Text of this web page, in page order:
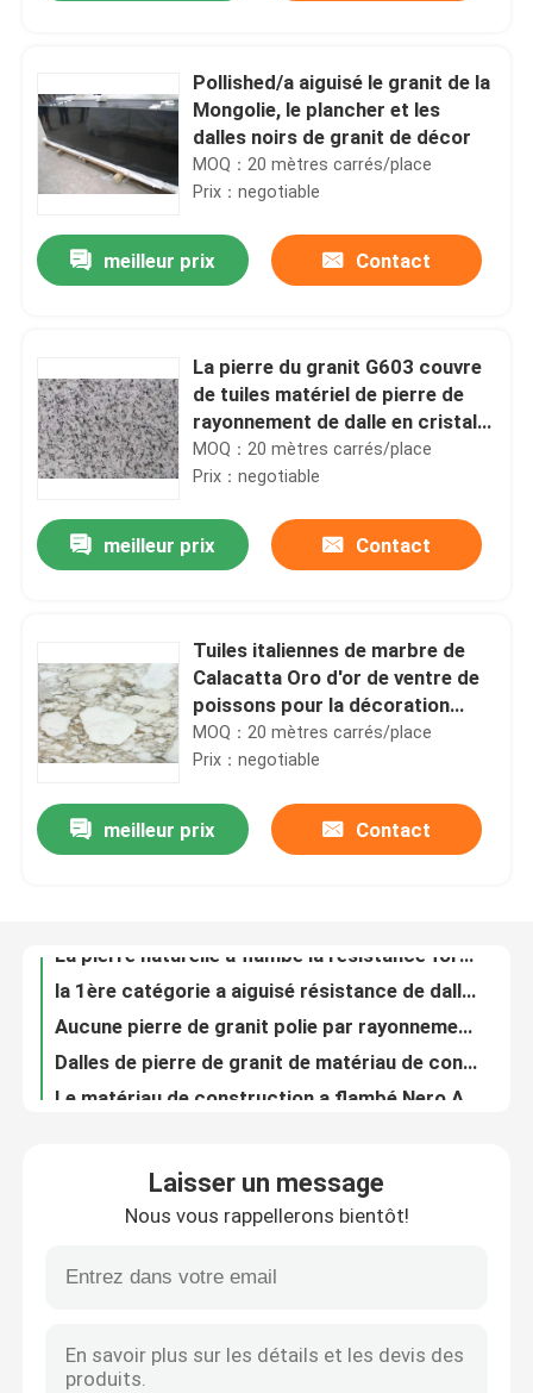
À la maison
À propos de nous
Contrôle de la qualité
Nous contacter
Les affaires
Dalles en pierre de granit
Pollished/a aiguisé le granit de la
Mongolie, le plancher et les
dalles noirs de granit de décor
MOQ：20 mètres carrés/place
Prix：negotiable
meilleur prix Contact
La pierre du granit G603 couvre
de tuiles matériel de pierre de
rayonnement de dalle en cristal
de Padang le bas
MOQ：20 mètres carrés/place
Prix：negotiable
meilleur prix Contact
Tuiles italiennes de marbre de
Calacatta Oro d'or de ventre de
poissons pour la décoration
intérieure de luxe
MOQ：20 mètres carrés/place
Prix：negotiable
meilleur prix Contact
Laisser un message
Nous vous rappellerons bientôt!